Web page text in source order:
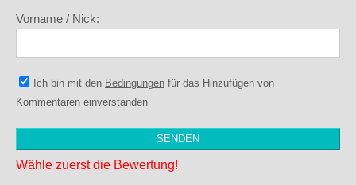
Vorname / Nick:
Ich bin mit den Bedingungen für das Hinzufügen von
Kommentaren einverstanden
Wähle zuerst die Bewertung!